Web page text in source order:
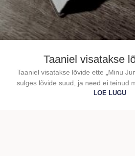
Taaniel visatakse
Taaniel visatakse lõvide ette „Minu
sulges lõvide suud, ja need ei teinud
LOE LUGU